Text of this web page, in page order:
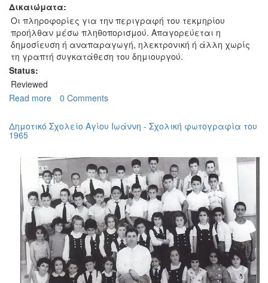
Δικαιώματα:
Οι πληροφορίες για την περιγραφή του τεκμηρίου
προήλθαν μέσω πληθοπορισμού. Απαγορεύεται η
δημοσίευση ή αναπαραγωγή, ηλεκτρονική ή άλλη χωρίς
τη γραπτή συγκατάθεση του δημιουργού.
Status:
Reviewed
Read more about
Σχολείο
Αγίου
-
Σχολική
φωτογραφία
του
1972
0 Comments
Δημοτικό Σχολείο Αγίου Ιωάννη - Σχολική φωτογραφία του
1965